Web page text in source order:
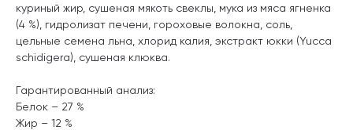
куриный жир, сушеная мякоть свеклы, мука из мяса ягненка
(4 %), гидролизат печени, гороховые волокна, соль,
цельные семена льна, хлорид калия, экстракт юкки (Yucca
schidigera), сушеная клюква.
Гарантированный анализ:
Белок – 27 %
Жир – 12 %